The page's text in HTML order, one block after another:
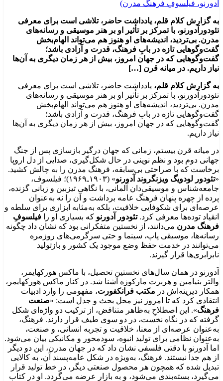
به گزارش کلام قلم، یادداشت حاضر، تلاشی است برای معرفی
تئودورآدورنو، با تمرکز بر تأثیر او بر هنر موسیقی و رسانه‌های
مدرن. بی‌تردید، اندیشه‌های او هنوز هم می‌تواند الهام‌بخش
گفت‌وگوهایی تازه در بابِ فرهنگ، قدرت و آزادی باشد؛
گفت‌وگوهایی که در جهان امروز، بیش از هر زمان دیگری به آن‌ها
نیاز داریم. در میانه قرن […]
به گزارش کلام قلم، یادداشت حاضر، تلاشی است برای معرفی
تئودورآدورنو، با تمرکز بر تأثیر او بر هنر موسیقی و رسانه‌های
مدرن. بی‌تردید، اندیشه‌های او هنوز هم می‌تواند الهام‌بخش
گفت‌وگوهایی تازه در بابِ فرهنگ، قدرت و آزادی باشد؛
گفت‌وگوهایی که در جهان امروز، بیش از هر زمان دیگری به آن‌ها
نیاز داریم.
در میانه قرن بیستم، زمانی که جهان درگیر بازسازی پس از جنگ
جهانی دوم بود و نظم نوینی در حال شکل‌گیری، صدایی از دل اروپا
برخاست که با صراحتی بی‌سابقه، فرهنگ مدرن را به چالش کشید.
«تئودور لودویگ ویزنگروند آدورنو
» (۱۹۰۳ـ۱۹۶۹)؛ فیلسوف،
جامعه‌شناس و موسیقی‌دان آلمانی، با نگاهی تیزبین و زبانی گزنده،
پرده از چهره پنهان فرهنگ عامه برداشت و آن را نه به‌عنوان
عرصه‌ای برای شکوفایی خلاقیت، بلکه به‌مثابه ابزاری برای سلطه و
انقیاد توده‌ها معرفی کرد.تئودور آدورنو که بسیاری او را فیلسوفِ
فرهنگ مدرن می‌دانند، از نخستین متفکرانی بود که نشان داد چگونه
رسانه‌ها، موسیقی پاپ، سینما و حتی سرگرمی‌های روزمره
می‌توانند در خدمت حفظ وضع موجود یک کشور و بازتولید
نابرابری‌ها قرار گیرند.
آدورنو در همان سال‌های نخستین تحصیل، با ماکس هورکهایمر،
والتر بنیامین و هربرت مارکوزه آشنا شد. در کنار ماکس هورکهایمر،
همکار دیرینه‌اش در مکتب فرانکفورت، مفهومی را وارد ادبیات
انتقادی کرد که تا امروز نیز محل بحث و جدل است: «صنعت
فرهنگ». این اصطلاحِ به‌ظاهر متناقض، از ترکیب دو واژه‌ای شکل
گرفته که در نگاه نخست، در دو سوی طیف قرار دارند. فرهنگ،
به‌عنوان عرصه‌ای از معنا، خلاقیت و تجربه انسانی، و صنعت،
به‌عنوان نظامی برای تولید انبوه، سودمحور و مکانیکی بیان می‌شود.
اما آدورنو با دقتی فلسفی نشان داد که در جهان مدرن، این دو دیگر
از هم جدا نیستند. فرهنگ، به‌ویژه در شکل عامه‌پسند آن، به کالایی
تبدیل شده که همچون هر محصول صنعتی دیگر، در خط تولید قرار
می‌گیرد، بسته‌بندی می‌شود، و به بازار عرضه می‌گردد. او در کتاب